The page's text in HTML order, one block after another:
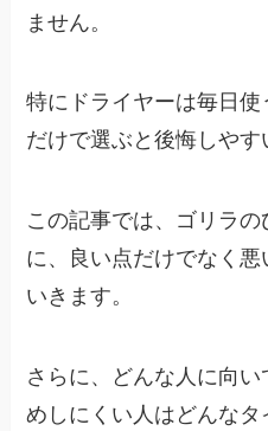
ません。
特にドライヤーは毎日
だけで選ぶと後悔しやす
この記事では、ゴリラ
に、良い点だけでなく
いきます。
さらに、どんな人に向
めしにくい人はどんな